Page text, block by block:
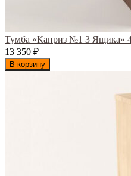
Тумба «Каприз №1 3 Ящика»
13 350 ₽
В корзину